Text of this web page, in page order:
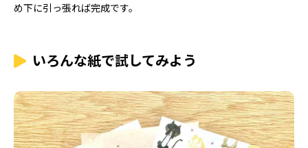
め下に引っ張れば完成です。
いろんな紙で試してみよう